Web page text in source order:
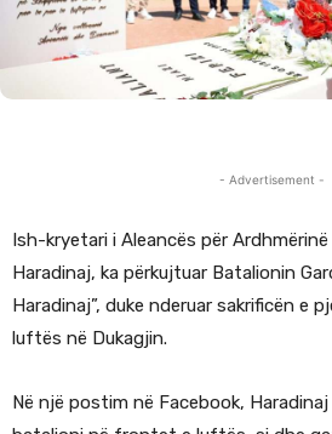
- Advertisement -
Ish-kryetari i Aleancës për
Haradinaj, ka përkujtuar Batalionin
Haradinaj”, duke nderuar sakrificën e
luftës në Dukagjin.
Në një postim në Facebook,